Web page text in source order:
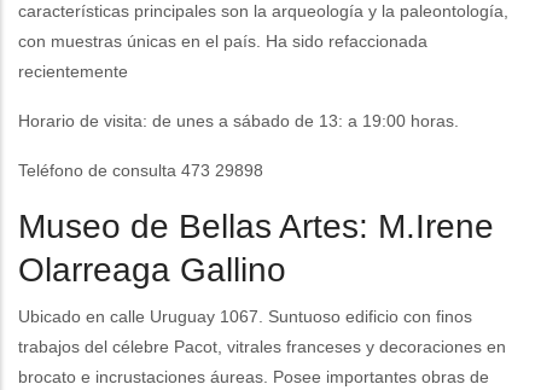
características principales son la arqueología y la paleontología,
con muestras únicas en el país. Ha sido refaccionada
recientemente
Horario de visita: de unes a sábado de 13: a 19:00 horas.
Teléfono de consulta 473 29898
Museo de Bellas Artes: M.Irene
Olarreaga Gallino
Ubicado en calle Uruguay 1067. Suntuoso edificio con finos
trabajos del célebre Pacot, vitrales franceses y decoraciones en
brocato e incrustaciones áureas. Posee importantes obras de